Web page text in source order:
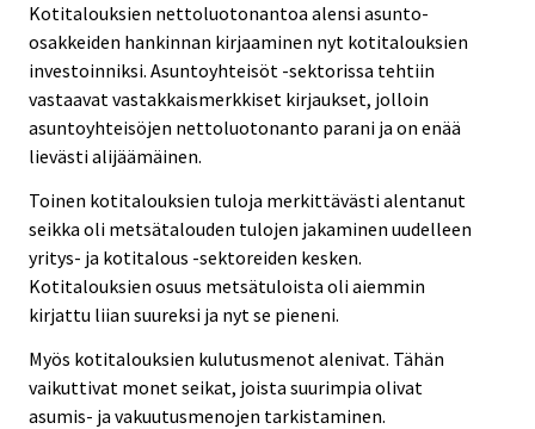
Kotitalouksien nettoluotonantoa alensi asunto-
osakkeiden hankinnan kirjaaminen nyt kotitalouksien
investoinniksi. Asuntoyhteisöt -sektorissa tehtiin
vastaavat vastakkaismerkkiset kirjaukset, jolloin
asuntoyhteisöjen nettoluotonanto parani ja on enää
lievästi alijäämäinen.
Toinen kotitalouksien tuloja merkittävästi alentanut
seikka oli metsätalouden tulojen jakaminen uudelleen
yritys- ja kotitalous -sektoreiden kesken.
Kotitalouksien osuus metsätuloista oli aiemmin
kirjattu liian suureksi ja nyt se pieneni.
Myös kotitalouksien kulutusmenot alenivat. Tähän
vaikuttivat monet seikat, joista suurimpia olivat
asumis- ja vakuutusmenojen tarkistaminen.